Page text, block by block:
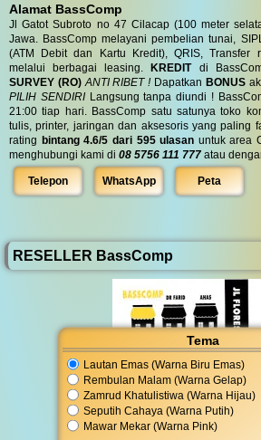
Tema
Lautan Emas (Warna Biru Emas)
Rembulan Malam (Warna Gelap)
Zamrud Khatulistiwa (Warna Hijau)
Seputih Cahaya (Warna Putih)
Mawar Mekar (Warna Pink)
Alamat BassComp
Jl Gatot Subroto no 47 Cilacap (100 meter
Jawa. BassComp melayani pembelian tunai,
(ATM Debit dan Kartu Kredit), QRIS, Transfer
melalui berbagai leasing.KREDITdi
SURVEY (RO) ANTI RIBET !Dapatkan BONUS
PILIH SENDIRILangsung tanpa diundi !
21:00 tiap hari. BassComp satu satunya toko
tulis, printer, jaringan dan aksesoris yang paling
rating bintang 4.6/5 dari 595 ulasan untuk area
menghubungi kami di 08 5756 111 777 atau
Telepon WhatsApp Peta
RESELLER BassComp